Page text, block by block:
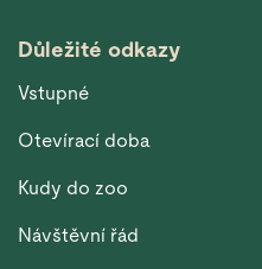
Důležité odkazy
Vstupné
Otevírací doba
Kudy do zoo
Návštěvní řád